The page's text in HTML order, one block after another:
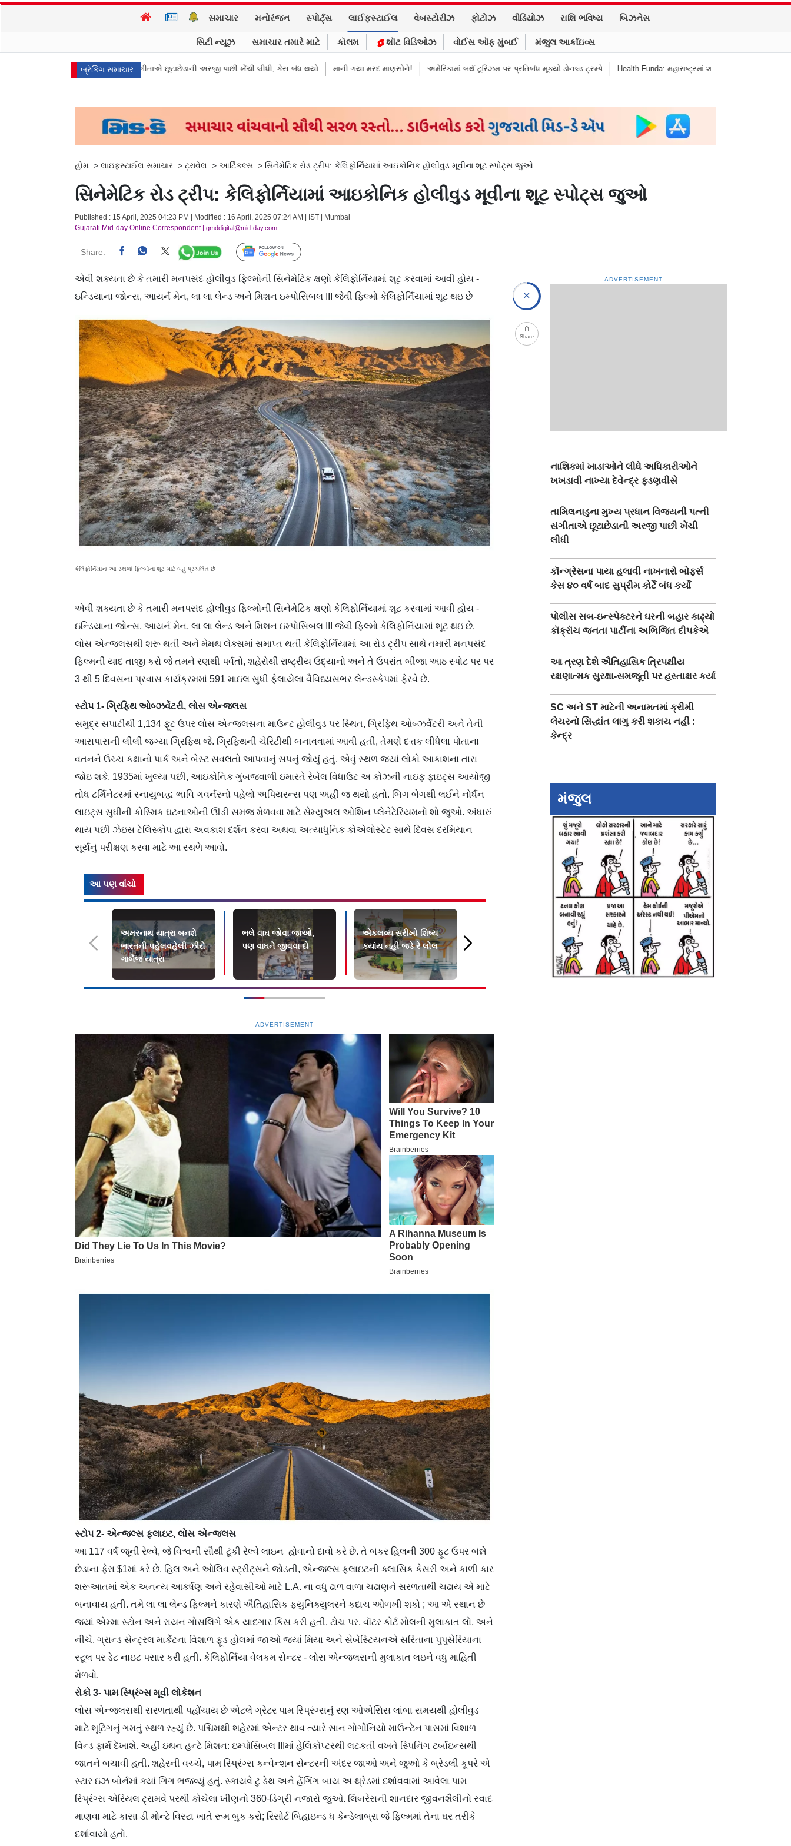
સમાચાર મનોરંજન સ્પોર્ટ્સ લાઈફસ્ટાઈલ વેબસ્ટોરીઝ ફોટોઝ વીડિયોઝ રાશિ ભવિષ્ય બિઝનેસ
સિટી ન્યૂઝ સમાચાર તમારે માટે કૉલમ શૉટ વિડિઓઝ વોઈસ ઑફ મુંબઈ મંજુલ આર્કાઇવ્સ
બ્રેકિંગ સમાચાર
મુખ્ય પ્રધાન વિજયની પત્ની સંગીતાએ છૂટાછેડાની અરજી પાછી ખેંચી લીધી, કેસ બંધ થયો માની ગયા મરદ માણસોને! અમેરિકામાં બર્થ ટૂરિઝમ પર પ્રતિબંધ મૂક્યો ડોનલ્ડ ટ્રમ્પે Health Funda: મહારાષ્ટ્રમાં શાળાની બહાર જંક ફૂડ બૅન!
હોમ > લાઇફસ્ટાઈલ સમાચાર > ટ્રાવેલ > આર્ટિકલ્સ > સિનેમેટિક રોડ ટ્રીપ: કેલિફોર્નિયામાં આઇકોનિક હોલીવુડ મૂવીના શૂટ સ્પોટ્સ જુઓ
સિનેમેટિક રોડ ટ્રીપ: કેલિફોર્નિયામાં આઇકોનિક હોલીવુડ મૂવીના શૂટ સ્પોટ્સ જુઓ
Published : 15 April, 2025 04:23 PM | Modified : 16 April, 2025 07:24 AM | IST | Mumbai
Gujarati Mid-day Online Correspondent| gmddigital@mid-day.com
Share: Follow Us
એવી શક્યતા છે કે તમારી મનપસંદ હોલીવુડ ફિલ્મોની સિનેમેટિક ક્ષણો કેલિફોર્નિયામાં શૂટ કરવામાં આવી હોય -
ઇન્ડિયાના જોન્સ, આયર્ન મેન, લા લા લેન્ડ અને મિશન ઇમ્પોસિબલ III જેવી ફિલ્મો કેલિફોર્નિયામાં શૂટ થઇ છે
કેલિફોર્નિયાના આ સ્થળો ફિલ્મોના શૂટ માટે બહુ પ્રચલિત છે
એવી શક્યતા છે કે તમારી મનપસંદ હોલીવુડ ફિલ્મોની સિનેમેટિક ક્ષણો કેલિફોર્નિયામાં શૂટ કરવામાં આવી હોય -
ઇન્ડિયાના જોન્સ, આયર્ન મેન, લા લા લેન્ડ અને મિશન ઇમ્પોસિબલ III જેવી ફિલ્મો કેલિફોર્નિયામાં શૂટ થઇ છે.
લોસ એન્જલસથી શરૂ થતી અને મેમથ લેક્સમાં સમાપ્ત થતી કેલિફોર્નિયામાં આ રોડ ટ્રીપ સાથે તમારી મનપસંદ
ફિલ્મની યાદ તાજી કરો જે તમને રણથી પર્વતો, શહેરોથી રાષ્ટ્રીય ઉદ્યાનો અને તે ઉપરાંત બીજા આઠ સ્પોટ પર પર
3 થી 5 દિવસના પ્રવાસ કાર્યક્રમમાં 591 માઇલ સુધી ફેલાયેલા વૈવિધ્યસભર લેન્ડસ્કેપમાં ફેરવે છે.
સ્ટોપ 1- ગ્રિફિથ ઓબ્ઝર્વેટરી, લોસ એન્જલસ
સમુદ્ર સપાટીથી 1,134 ફૂટ ઉપર લોસ એન્જલસના માઉન્ટ હોલીવુડ પર સ્થિત, ગ્રિફિથ ઓબ્ઝર્વેટરી અને તેની
આસપાસની લીલી જગ્યા ગ્રિફિથ જે. ગ્રિફિથની ચેરિટીથી બનાવવામાં આવી હતી, તેમણે દત્તક લીધેલા પોતાના
વતનને ઉચ્ચ કક્ષાનો પાર્ક અને બેસ્ટ સવલતો આપવાનું સપનું જોયું હતું. એવું સ્થળ જ્યાં લોકો આકાશના તારા
જોઇ શકે. 1935માં ખુલ્યા પછી, આઇકોનિક ગુંબજવાળી ઇમારતે રેબેલ વિધાઉટ અ કોઝની નાઇફ ફાઇટ્સ આયોજી
તોધ ટર્મિનેટરમાં સ્નાયુબદ્ધ ભાવિ ગવર્નરનો પહેલો અપિયરન્સ પણ અહીં જ થયો હતો. બિગ બેંગથી લઈને નોર્ધન
લાઇટ્સ સુધીની કોસ્મિક ઘટનાઓની ઊંડી સમજ મેળવવા માટે સેમ્યુઅલ ઓશિન પ્લેનેટેરિયમનો શો જુઓ. અંધારું
થાય પછી ઝેઇસ ટેલિસ્કોપ દ્વારા અવકાશ દર્શન કરવા અથવા અત્યાધુનિક કોએલોસ્ટેટ સાથે દિવસ દરમિયાન
સૂર્યનું પરીક્ષણ કરવા માટે આ સ્થળે આવો.
આ પણ વાંચો
અમરનાથ યાત્રા બનશે
ભારતની પહેલવહેલી ઝીરો
ગાર્બેજ યાત્રા
ભલે વાઘ જોવા જાઓ,
પણ વાઘને જીવવા દો
એકલવ્ય સરીખો શિષ્ય
ક્યાંય નહીં જડે રે લોલ
પ્રદેશના જગતસુખ ગામે
મુંબઈના લાખો મુસાફરો
BESTની લાલ પરીને રોજ
કહેતા : મૈં તેરા તૂ મેરી,
જાને...
ADVERTISEMENT
સ્ટોપ 2- એન્જલ્સ ફ્લાઇટ, લોસ એન્જલસ
આ 117 વર્ષ જૂની રેલ્વે, જે વિશ્વની સૌથી ટૂંકી રેલ્વે લાઇન હોવાનો દાવો કરે છે. તે બંકર હિલની 300 ફૂટ ઉપર બંન્ને
છેડાના ફેરા $1માં કરે છે. હિલ અને ઓલિવ સ્ટ્રીટ્સને જોડતી, એન્જલ્સ ફ્લાઇટની ક્લાસિક કેસરી અને કાળી કાર
શરૂઆતમાં એક અનન્ય આકર્ષણ અને રહેવાસીઓ માટે L.A. ના વધુ ઢાળ વાળા ચઢાણને સરળતાથી ચઢાય એ માટે
બનાવાય હતી. તમે લા લા લેન્ડ ફિલ્મને કારણે ઐતિહાસિક ફ્યુનિક્યુલરને કદાચ ઓળખી શકો ; આ એ સ્થાન છે
જ્યાં એમ્મા સ્ટોન અને રાયન ગોસલિંગે એક યાદગાર કિસ કરી હતી. ટોચ પર, વૉટર કોર્ટ મોલની મુલાકાત લો, અને
નીચે, ગ્રાન્ડ સેન્ટ્રલ માર્કેટના વિશાળ ફૂડ હોલમાં જાઓ જ્યાં મિયા અને સેબેસ્ટિયનએ સરિતાના પુપુસેરિયાના
સ્ટૂલ પર ડેટ નાઇટ પસાર કરી હતી. કેલિફોર્નિયા વેલકમ સેન્ટર - લોસ એન્જલસની મુલાકાત લઇને વધુ માહિતી
મેળવો.
રોકો 3- પામ સ્પ્રિંગ્સ મૂવી લોકેશન
લોસ એન્જલસથી સરળતાથી પહોંચાય છે એટલે ગ્રેટર પામ સ્પ્રિંગ્સનું રણ ઓએસિસ લાંબા સમયથી હોલીવુડ
માટે શૂટિંગનું ગમતું સ્થળ રહ્યું છે. પશ્ચિમથી શહેરમાં એન્ટર થાવ ત્યારે સાન ગોર્ગોનિયો માઉન્ટેન પાસમાં વિશાળ
વિન્ડ ફાર્મ દેખાશે. અહીં ઇથન હન્ટે મિશન: ઇમ્પોસિબલ IIIમાં હેલિકોપ્ટરથી લટકતી વખતે સ્પિનિંગ ટર્બાઇન્સથી
જાતને બચાવી હતી. શહેરની વચ્ચે, પામ સ્પ્રિંગ્સ કન્વેન્શન સેન્ટરની અંદર જાઓ અને જુઓ કે બ્રેડલી કૂપરે એ
સ્ટાર ઇઝ બોર્નમાં ક્યાં ગિગ ભજવ્યું હતું. સ્કાયવે ટુ ડેથ અને હેંગિંગ બાય અ થ્રેડમાં દર્શાવવામાં આવેલા પામ
સ્પ્રિંગ્સ એરિયલ ટ્રામવે પરથી કોચેલા ખીણનો 360-ડિગ્રી નજારો જુઓ. લિબરેસની શાનદાર જીવનશૈલીનો સ્વાદ
માણવા માટે કાસા ડી મોન્ટે વિસ્ટા ખાતે રૂમ બુક કરો; રિસોર્ટ બિહાઇન્ડ ધ કેન્ડેલાબ્રા જે ફિલ્મમાં તેના ઘર તરીકે
દર્શાવાયો હતો.
Share
ADVERTISEMENT
નાશિકમાં ખાડાઓને લીધે અધિકારીઓને
ખખડાવી નાખ્યા દેવેન્દ્ર ફડણવીસે
તામિલનાડુના મુખ્ય પ્રધાન વિજયની પત્ની
સંગીતાએ છૂટાછેડાની અરજી પાછી ખેંચી
લીધી
કૉન્ગ્રેસના પાયા હલાવી નાખનારો બોફર્સ
કેસ ૪૦ વર્ષ બાદ સુપ્રીમ કોર્ટે બંધ કર્યો
પોલીસ સબ-ઇન્સ્પેક્ટરને ઘરની બહાર કાઢ્યો
કૉક્રૉચ જનતા પાર્ટીના અભિજિત દીપકેએ
આ ત્રણ દેશે ઐતિહાસિક ત્રિપક્ષીય
રક્ષણાત્મક સુરક્ષા-સમજૂતી પર હસ્તાક્ષર કર્યા
SC અને ST માટેની અનામતમાં ક્રીમી
લેયરનો સિદ્ધાંત લાગુ કરી શકાય નહીં :
કેન્દ્ર
મંજુલ